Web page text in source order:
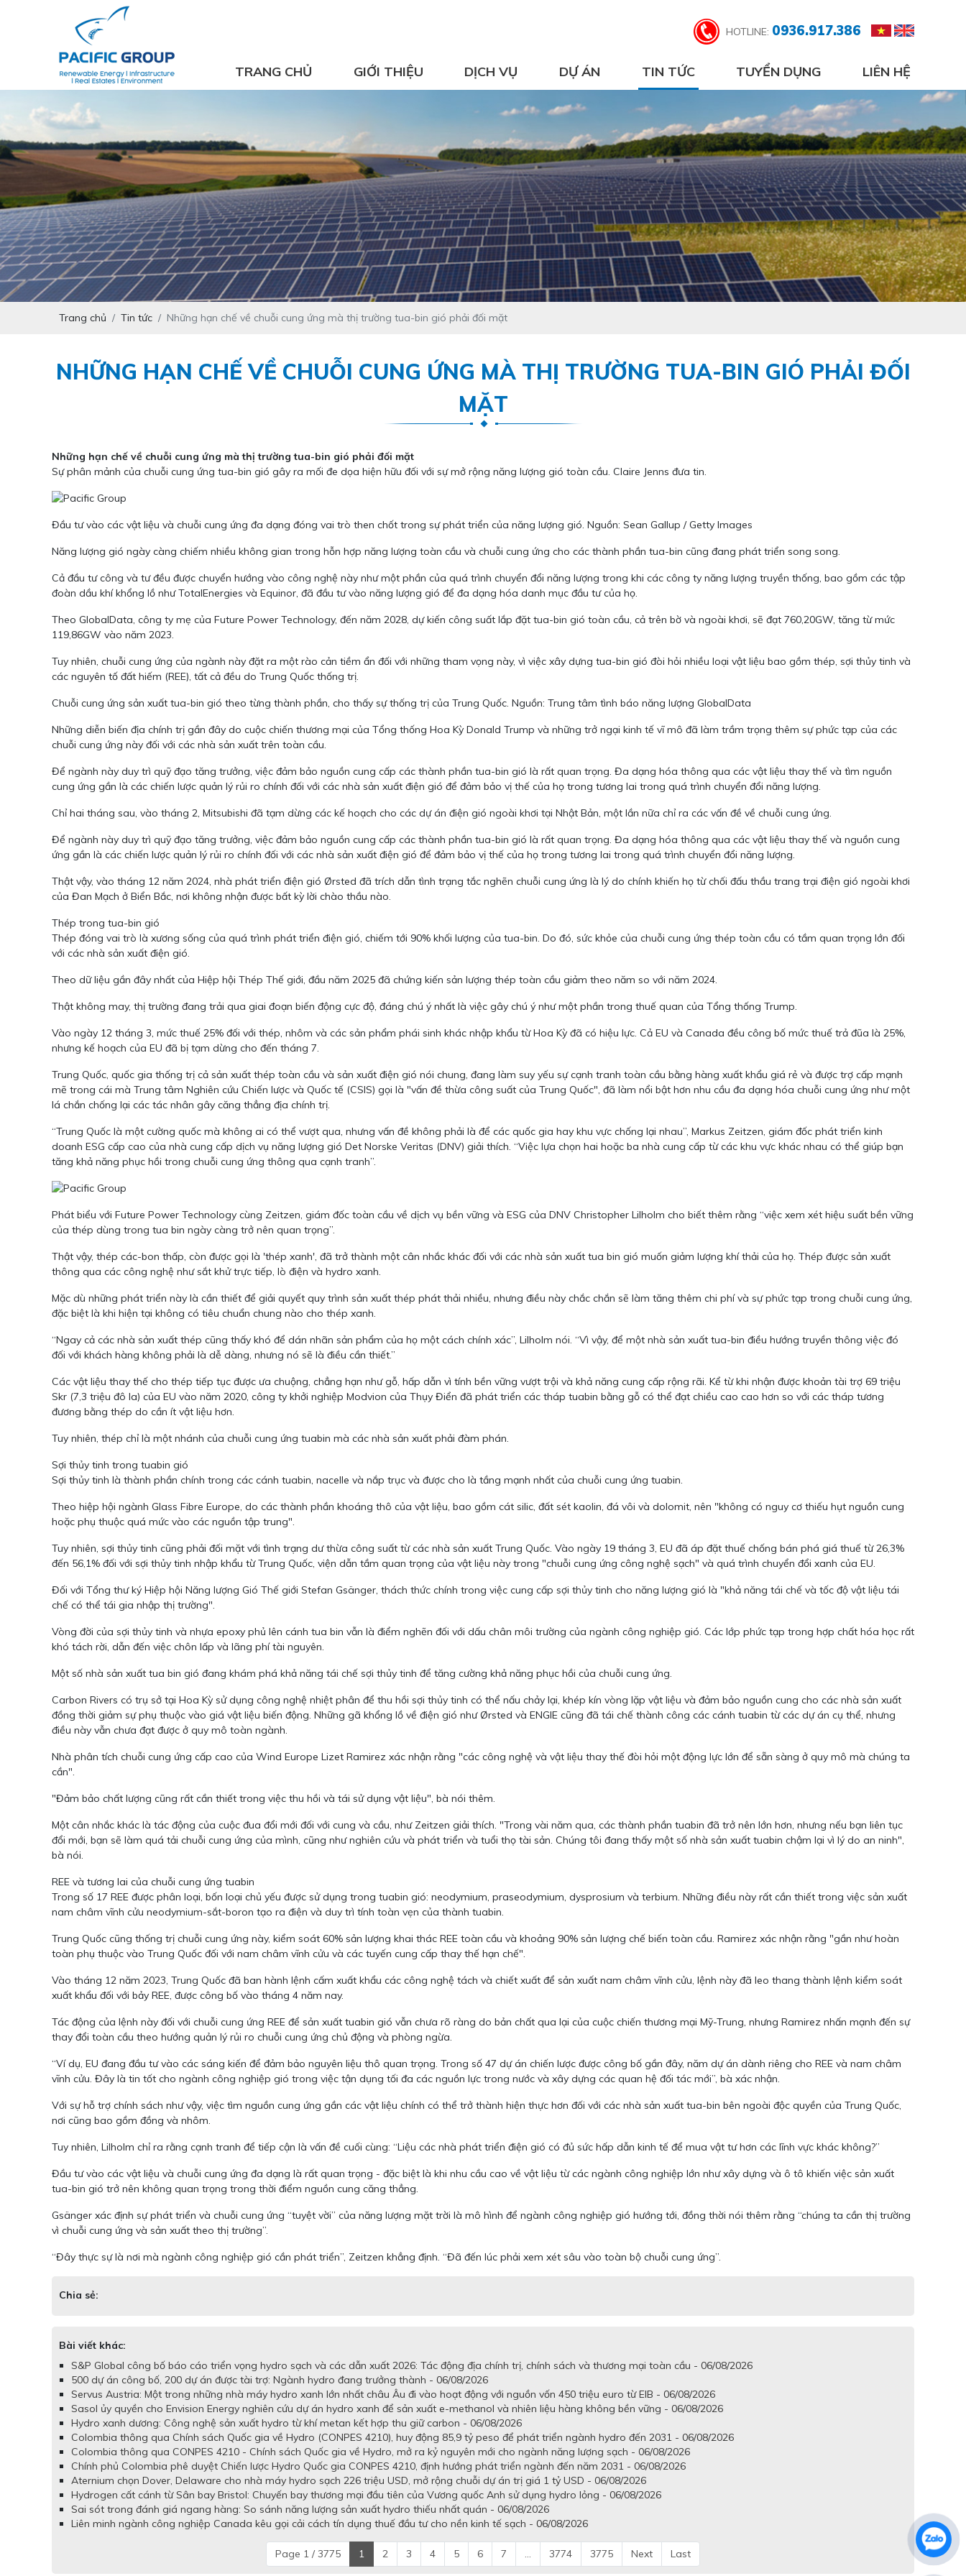
HOTLINE: 0936.917.386
TRANG CHỦ GIỚI THIỆU DỊCH VỤ DỰ ÁN TIN TỨC TUYỂN DỤNG LIÊN HỆ
Trang chủ Tin tức Những hạn chế về chuỗi cung ứng mà thị trường tua-bin gió phải đối mặt
NHỮNG HẠN CHẾ VỀ CHUỖI CUNG ỨNG MÀ THỊ TRƯỜNG TUA-BIN GIÓ PHẢI ĐỐI
MẶT
Những hạn chế về chuỗi cung ứng mà thị trường tua-bin gió phải đối mặt
Sự phân mảnh của chuỗi cung ứng tua-bin gió gây ra mối đe dọa hiện hữu đối với sự mở rộng năng lượng gió toàn cầu. Claire Jenns đưa tin.
Đầu tư vào các vật liệu và chuỗi cung ứng đa dạng đóng vai trò then chốt trong sự phát triển của năng lượng gió. Nguồn: Sean Gallup / Getty Images
Năng lượng gió ngày càng chiếm nhiều không gian trong hỗn hợp năng lượng toàn cầu và chuỗi cung ứng cho các thành phần tua-bin cũng đang phát triển song song.
Cả đầu tư công và tư đều được chuyển hướng vào công nghệ này như một phần của quá trình chuyển đổi năng lượng trong khi các công ty năng lượng truyền thống, bao gồm các tập
đoàn dầu khí khổng lồ như TotalEnergies và Equinor, đã đầu tư vào năng lượng gió để đa dạng hóa danh mục đầu tư của họ.
Theo GlobalData, công ty mẹ của Future Power Technology, đến năm 2028, dự kiến ​​công suất lắp đặt tua-bin gió toàn cầu, cả trên bờ và ngoài khơi, sẽ đạt 760,20GW, tăng từ mức
119,86GW vào năm 2023.
Tuy nhiên, chuỗi cung ứng của ngành này đặt ra một rào cản tiềm ẩn đối với những tham vọng này, vì việc xây dựng tua-bin gió đòi hỏi nhiều loại vật liệu bao gồm thép, sợi thủy tinh và
các nguyên tố đất hiếm (REE), tất cả đều do Trung Quốc thống trị.
Chuỗi cung ứng sản xuất tua-bin gió theo từng thành phần, cho thấy sự thống trị của Trung Quốc. Nguồn: Trung tâm tình báo năng lượng GlobalData
Những diễn biến địa chính trị gần đây do cuộc chiến thương mại của Tổng thống Hoa Kỳ Donald Trump và những trở ngại kinh tế vĩ mô đã làm trầm trọng thêm sự phức tạp của các
chuỗi cung ứng này đối với các nhà sản xuất trên toàn cầu.
Để ngành này duy trì quỹ đạo tăng trưởng, việc đảm bảo nguồn cung cấp các thành phần tua-bin gió là rất quan trọng. Đa dạng hóa thông qua các vật liệu thay thế và tìm nguồn
cung ứng gần là các chiến lược quản lý rủi ro chính đối với các nhà sản xuất điện gió để đảm bảo vị thế của họ trong tương lai trong quá trình chuyển đổi năng lượng.
Chỉ hai tháng sau, vào tháng 2, Mitsubishi đã tạm dừng các kế hoạch cho các dự án điện gió ngoài khơi tại Nhật Bản, một lần nữa chỉ ra các vấn đề về chuỗi cung ứng.
Để ngành này duy trì quỹ đạo tăng trưởng, việc đảm bảo nguồn cung cấp các thành phần tua-bin gió là rất quan trọng. Đa dạng hóa thông qua các vật liệu thay thế và nguồn cung
ứng gần là các chiến lược quản lý rủi ro chính đối với các nhà sản xuất điện gió để đảm bảo vị thế của họ trong tương lai trong quá trình chuyển đổi năng lượng.
Thật vậy, vào tháng 12 năm 2024, nhà phát triển điện gió Ørsted đã trích dẫn tình trạng tắc nghẽn chuỗi cung ứng là lý do chính khiến họ từ chối đấu thầu trang trại điện gió ngoài khơi
của Đan Mạch ở Biển Bắc, nơi không nhận được bất kỳ lời chào thầu nào.
Thép trong tua-bin gió
Thép đóng vai trò là xương sống của quá trình phát triển điện gió, chiếm tới 90% khối lượng của tua-bin. Do đó, sức khỏe của chuỗi cung ứng thép toàn cầu có tầm quan trọng lớn đối
với các nhà sản xuất điện gió.
Theo dữ liệu gần đây nhất của Hiệp hội Thép Thế giới, đầu năm 2025 đã chứng kiến ​​sản lượng thép toàn cầu giảm theo năm so với năm 2024.
Thật không may, thị trường đang trải qua giai đoạn biến động cực độ, đáng chú ý nhất là việc gây chú ý như một phần trong thuế quan của Tổng thống Trump.
Vào ngày 12 tháng 3, mức thuế 25% đối với thép, nhôm và các sản phẩm phái sinh khác nhập khẩu từ Hoa Kỳ đã có hiệu lực. Cả EU và Canada đều công bố mức thuế trả đũa là 25%,
nhưng kế hoạch của EU đã bị tạm dừng cho đến tháng 7.
Trung Quốc, quốc gia thống trị cả sản xuất thép toàn cầu và sản xuất điện gió nói chung, đang làm suy yếu sự cạnh tranh toàn cầu bằng hàng xuất khẩu giá rẻ và được trợ cấp mạnh
mẽ trong cái mà Trung tâm Nghiên cứu Chiến lược và Quốc tế (CSIS) gọi là "vấn đề thừa công suất của Trung Quốc", đã làm nổi bật hơn nhu cầu đa dạng hóa chuỗi cung ứng như một
lá chắn chống lại các tác nhân gây căng thẳng địa chính trị.
“Trung Quốc là một cường quốc mà không ai có thể vượt qua, nhưng vấn đề không phải là để các quốc gia hay khu vực chống lại nhau”, Markus Zeitzen, giám đốc phát triển kinh
doanh ESG cấp cao của nhà cung cấp dịch vụ năng lượng gió Det Norske Veritas (DNV) giải thích. “Việc lựa chọn hai hoặc ba nhà cung cấp từ các khu vực khác nhau có thể giúp bạn
tăng khả năng phục hồi trong chuỗi cung ứng thông qua cạnh tranh”.
Phát biểu với Future Power Technology cùng Zeitzen, giám đốc toàn cầu về dịch vụ bền vững và ESG của DNV Christopher Lilholm cho biết thêm rằng “việc xem xét hiệu suất bền vững
của thép dùng trong tua bin ngày càng trở nên quan trọng”.
Thật vậy, thép các-bon thấp, còn được gọi là 'thép xanh', đã trở thành một cân nhắc khác đối với các nhà sản xuất tua bin gió muốn giảm lượng khí thải của họ. Thép được sản xuất
thông qua các công nghệ như sắt khử trực tiếp, lò điện và hydro xanh.
Mặc dù những phát triển này là cần thiết để giải quyết quy trình sản xuất thép phát thải nhiều, nhưng điều này chắc chắn sẽ làm tăng thêm chi phí và sự phức tạp trong chuỗi cung ứng,
đặc biệt là khi hiện tại không có tiêu chuẩn chung nào cho thép xanh.
“Ngay cả các nhà sản xuất thép cũng thấy khó để dán nhãn sản phẩm của họ một cách chính xác”, Lilholm nói. “Vì vậy, để một nhà sản xuất tua-bin điều hướng truyền thông việc đó
đối với khách hàng không phải là dễ dàng, nhưng nó sẽ là điều cần thiết.”
Các vật liệu thay thế cho thép tiếp tục được ưa chuộng, chẳng hạn như gỗ, hấp dẫn vì tính bền vững vượt trội và khả năng cung cấp rộng rãi. Kể từ khi nhận được khoản tài trợ 69 triệu
Skr (7,3 triệu đô la) của EU vào năm 2020, công ty khởi nghiệp Modvion của Thụy Điển đã phát triển các tháp tuabin bằng gỗ có thể đạt chiều cao cao hơn so với các tháp tương
đương bằng thép do cần ít vật liệu hơn.
Tuy nhiên, thép chỉ là một nhánh của chuỗi cung ứng tuabin mà các nhà sản xuất phải đàm phán.
Sợi thủy tinh trong tuabin gió
Sợi thủy tinh là thành phần chính trong các cánh tuabin, nacelle và nắp trục và được cho là tầng mạnh nhất của chuỗi cung ứng tuabin.
Theo hiệp hội ngành Glass Fibre Europe, do các thành phần khoáng thô của vật liệu, bao gồm cát silic, đất sét kaolin, đá vôi và dolomit, nên "không có nguy cơ thiếu hụt nguồn cung
hoặc phụ thuộc quá mức vào các nguồn tập trung".
Tuy nhiên, sợi thủy tinh cũng phải đối mặt với tình trạng dư thừa công suất từ ​​các nhà sản xuất Trung Quốc. Vào ngày 19 tháng 3, EU đã áp đặt thuế chống bán phá giá thuế từ 26,3%
đến 56,1% đối với sợi thủy tinh nhập khẩu từ Trung Quốc, viện dẫn tầm quan trọng của vật liệu này trong "chuỗi cung ứng công nghệ sạch" và quá trình chuyển đổi xanh của EU.
Đối với Tổng thư ký Hiệp hội Năng lượng Gió Thế giới Stefan Gsänger, thách thức chính trong việc cung cấp sợi thủy tinh cho năng lượng gió là "khả năng tái chế và tốc độ vật liệu tái
chế có thể tái gia nhập thị trường".
Vòng đời của sợi thủy tinh và nhựa epoxy phủ lên cánh tua bin vẫn là điểm nghẽn đối với dấu chân môi trường của ngành công nghiệp gió. Các lớp phức tạp trong hợp chất hóa học rất
khó tách rời, dẫn đến việc chôn lấp và lãng phí tài nguyên.
Một số nhà sản xuất tua bin gió đang khám phá khả năng tái chế sợi thủy tinh để tăng cường khả năng phục hồi của chuỗi cung ứng.
Carbon Rivers có trụ sở tại Hoa Kỳ sử dụng công nghệ nhiệt phân để thu hồi sợi thủy tinh có thể nấu chảy lại, khép kín vòng lặp vật liệu và đảm bảo nguồn cung cho các nhà sản xuất
đồng thời giảm sự phụ thuộc vào giá vật liệu biến động. Những gã khổng lồ về điện gió như Ørsted và ENGIE cũng đã tái chế thành công các cánh tuabin từ các dự án cụ thể, nhưng
điều này vẫn chưa đạt được ở quy mô toàn ngành.
Nhà phân tích chuỗi cung ứng cấp cao của Wind Europe Lizet Ramirez xác nhận rằng "các công nghệ và vật liệu thay thế đòi hỏi một động lực lớn để sẵn sàng ở quy mô mà chúng ta
cần".
"Đảm bảo chất lượng cũng rất cần thiết trong việc thu hồi và tái sử dụng vật liệu", bà nói thêm.
Một cân nhắc khác là tác động của cuộc đua đổi mới đối với cung và cầu, như Zeitzen giải thích. "Trong vài năm qua, các thành phần tuabin đã trở nên lớn hơn, nhưng nếu bạn liên tục
đổi mới, bạn sẽ làm quá tải chuỗi cung ứng của mình, cũng như nghiên cứu và phát triển và tuổi thọ tài sản. Chúng tôi đang thấy một số nhà sản xuất tuabin chậm lại vì lý do an ninh",
bà nói.
REE và tương lai của chuỗi cung ứng tuabin
Trong số 17 REE được phân loại, bốn loại chủ yếu được sử dụng trong tuabin gió: neodymium, praseodymium, dysprosium và terbium. Những điều này rất cần thiết trong việc sản xuất
nam châm vĩnh cửu neodymium-sắt-boron tạo ra điện và duy trì tính toàn vẹn của thành tuabin.
Trung Quốc cũng thống trị chuỗi cung ứng này, kiểm soát 60% sản lượng khai thác REE toàn cầu và khoảng 90% sản lượng chế biến toàn cầu. Ramirez xác nhận rằng "gần như hoàn
toàn phụ thuộc vào Trung Quốc đối với nam châm vĩnh cửu và các tuyến cung cấp thay thế hạn chế".
Vào tháng 12 năm 2023, Trung Quốc đã ban hành lệnh cấm xuất khẩu các công nghệ tách và chiết xuất để sản xuất nam châm vĩnh cửu, lệnh này đã leo thang thành lệnh kiểm soát
xuất khẩu đối với bảy REE, được công bố vào tháng 4 năm nay.
Tác động của lệnh này đối với chuỗi cung ứng REE để sản xuất tuabin gió vẫn chưa rõ ràng do bản chất qua lại của cuộc chiến thương mại Mỹ-Trung, nhưng Ramirez nhấn mạnh đến sự
thay đổi toàn cầu theo hướng quản lý rủi ro chuỗi cung ứng chủ động và phòng ngừa.
“Ví dụ, EU đang đầu tư vào các sáng kiến ​​để đảm bảo nguyên liệu thô quan trọng. Trong số 47 dự án chiến lược được công bố gần đây, năm dự án dành riêng cho REE và nam châm
vĩnh cửu. Đây là tin tốt cho ngành công nghiệp gió trong việc tận dụng tối đa các nguồn lực trong nước và xây dựng các quan hệ đối tác mới”, bà xác nhận.
Với sự hỗ trợ chính sách như vậy, việc tìm nguồn cung ứng gần các vật liệu chính có thể trở thành hiện thực hơn đối với các nhà sản xuất tua-bin bên ngoài độc quyền của Trung Quốc,
nơi cũng bao gồm đồng và nhôm.
Tuy nhiên, Lilholm chỉ ra rằng cạnh tranh để tiếp cận là vấn đề cuối cùng: “Liệu các nhà phát triển điện gió có đủ sức hấp dẫn kinh tế để mua vật tư hơn các lĩnh vực khác không?”
Đầu tư vào các vật liệu và chuỗi cung ứng đa dạng là rất quan trọng - đặc biệt là khi nhu cầu cao về vật liệu từ các ngành công nghiệp lớn như xây dựng và ô tô khiến việc sản xuất
tua-bin gió trở nên không quan trọng trong thời điểm nguồn cung căng thẳng.
Gsänger xác định sự phát triển và chuỗi cung ứng “tuyệt vời” của năng lượng mặt trời là mô hình để ngành công nghiệp gió hướng tới, đồng thời nói thêm rằng “chúng ta cần thị trường
vì chuỗi cung ứng và sản xuất theo thị trường”.
“Đây thực sự là nơi mà ngành công nghiệp gió cần phát triển”, Zeitzen khẳng định. “Đã đến lúc phải xem xét sâu vào toàn bộ chuỗi cung ứng”.
Chia sẻ:
Bài viết khác:
S&P Global công bố báo cáo triển vọng hydro sạch và các dẫn xuất 2026: Tác động địa chính trị, chính sách và thương mại toàn cầu - 06/08/2026
500 dự án công bố, 200 dự án được tài trợ: Ngành hydro đang trưởng thành - 06/08/2026
Servus Austria: Một trong những nhà máy hydro xanh lớn nhất châu Âu đi vào hoạt động với nguồn vốn 450 triệu euro từ EIB - 06/08/2026
Sasol ủy quyền cho Envision Energy nghiên cứu dự án hydro xanh để sản xuất e-methanol và nhiên liệu hàng không bền vững - 06/08/2026
Hydro xanh dương: Công nghệ sản xuất hydro từ khí metan kết hợp thu giữ carbon - 06/08/2026
Colombia thông qua Chính sách Quốc gia về Hydro (CONPES 4210), huy động 85,9 tỷ peso để phát triển ngành hydro đến 2031 - 06/08/2026
Colombia thông qua CONPES 4210 - Chính sách Quốc gia về Hydro, mở ra kỷ nguyên mới cho ngành năng lượng sạch - 06/08/2026
Chính phủ Colombia phê duyệt Chiến lược Hydro Quốc gia CONPES 4210, định hướng phát triển ngành đến năm 2031 - 06/08/2026
Aternium chọn Dover, Delaware cho nhà máy hydro sạch 226 triệu USD, mở rộng chuỗi dự án trị giá 1 tỷ USD - 06/08/2026
Hydrogen cất cánh từ Sân bay Bristol: Chuyến bay thương mại đầu tiên của Vương quốc Anh sử dụng hydro lỏng - 06/08/2026
Sai sót trong đánh giá ngang hàng: So sánh năng lượng sản xuất hydro thiếu nhất quán - 06/08/2026
Liên minh ngành công nghiệp Canada kêu gọi cải cách tín dụng thuế đầu tư cho nền kinh tế sạch - 06/08/2026
Page 1 / 3775 1 2 3 4 5 6 7 ... 3774 3775 Next Last